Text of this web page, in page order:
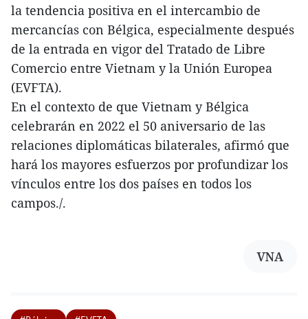
la tendencia positiva en el intercambio de
mercancías con Bélgica, especialmente después
de la entrada en vigor del Tratado de Libre
Comercio entre Vietnam y la Unión Europea
(EVFTA).
En el contexto de que Vietnam y Bélgica
celebrarán en 2022 el 50 aniversario de las
relaciones diplomáticas bilaterales, afirmó que
hará los mayores esfuerzos por profundizar los
vínculos entre los dos países en todos los
campos./.
VNA